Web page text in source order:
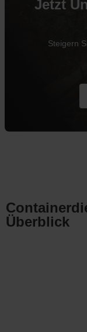
Jetzt
Steigern
Überblick